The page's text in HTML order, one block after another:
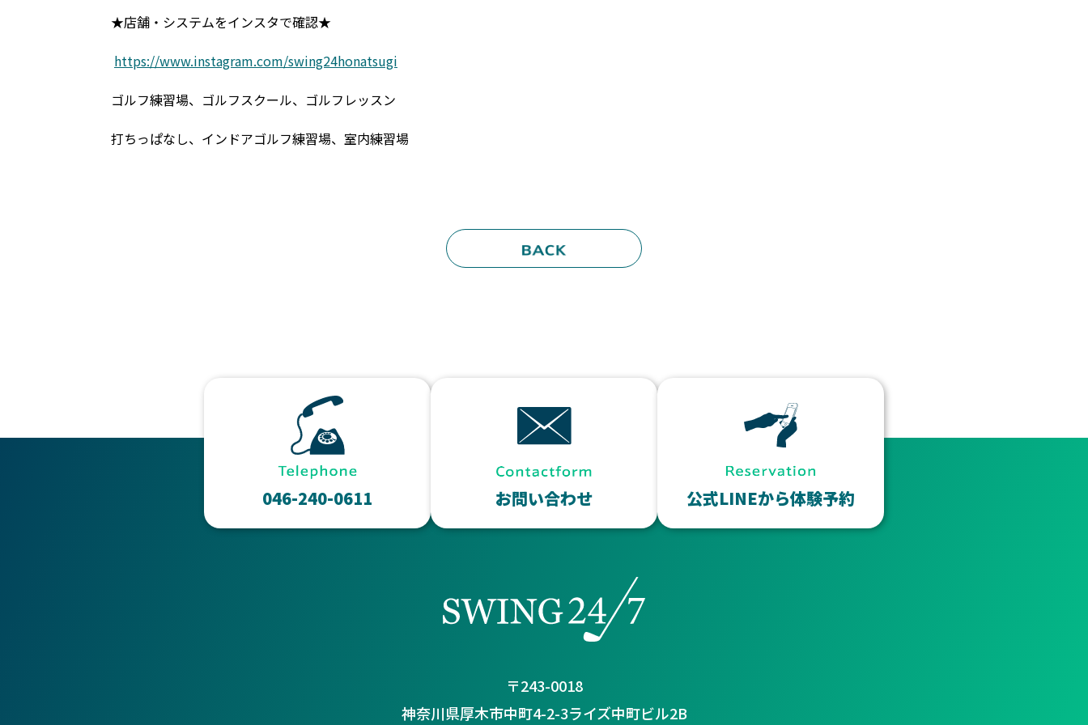
★店舗・システムをインスタで確認★
https://www.instagram.com/swing24honatsugi
ゴルフ練習場、ゴルフスクール、ゴルフレッスン
打ちっぱなし、インドアゴルフ練習場、室内練習場
046-240-0611 お問い合わせ 公式LINEから体験予約
〒243-0018
神奈川県厚木市中町4-2-3ライズ中町ビル2B